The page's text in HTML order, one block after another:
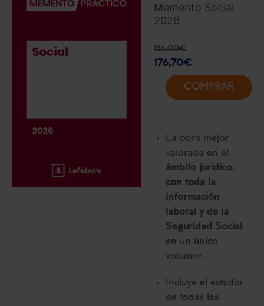
Memento Social
2026
186,00€
176,70€
COMPRAR
La obra mejor
valorada en el
ámbito jurídico,
con toda la
información
laboral y de la
Seguridad Social
en un único
volumen.
Incluye el estudio
de todas las